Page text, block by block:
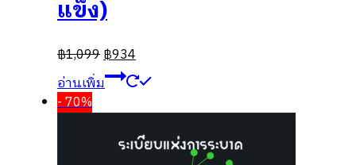
แข็ง)
฿1,099฿934
อ่านเพิ่ม
- 70%